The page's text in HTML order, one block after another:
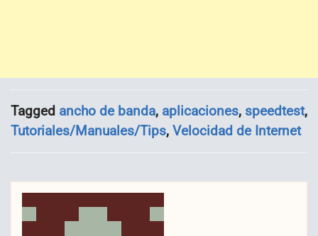
Tagged ancho de banda, aplicaciones, speedtest,
Tutoriales/Manuales/Tips, Velocidad de Internet